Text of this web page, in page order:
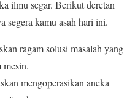
ilmu segar. Berikut deretan
segera kamu asah hari ini.
ragam solusi masalah yang
mesin.
mengoperasikan aneka